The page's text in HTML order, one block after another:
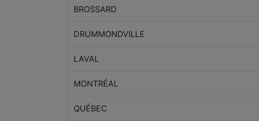
BROSSARD
DRUMMONDVILLE
LAVAL
MONTRÉAL
QUÉBEC